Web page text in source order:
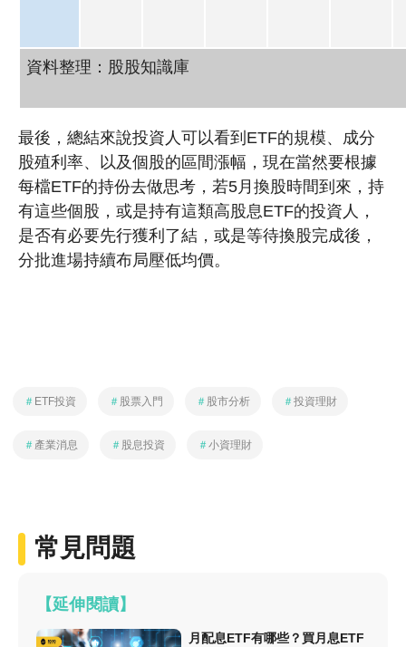
資料整理：股股知識庫
最後，總結來說投資人可以看到ETF的規模、成分
股殖利率、以及個股的區間漲幅，現在當然要根據
每檔ETF的持份去做思考，若5月換股時間到來，持
有這些個股，或是持有這類高股息ETF的投資人，
是否有必要先行獲利了結，或是等待換股完成後，
分批進場持續布局壓低均價。
＃ ETF投資 ＃ 股票入門 ＃ 股市分析 ＃投資理財
＃ 產業消息 ＃ 股息投資 ＃小資理財
常見問題
【延伸閱讀】
月配息ETF有哪些？買月息ETF